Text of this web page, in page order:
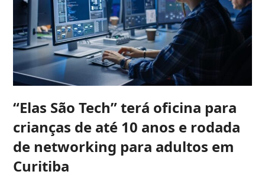
“Elas São Tech” terá oficina para
crianças de até 10 anos e rodada
de networking para adultos em
Curitiba